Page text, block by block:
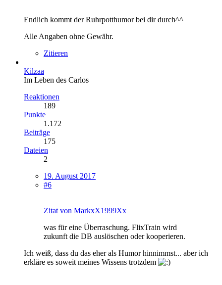
Endlich kommt der Ruhrpotthumor bei dir durch^^
Alle Angaben ohne Gewähr.
Zitieren
Kilzaa
Im Leben des Carlos
Reaktionen
189
Punkte
1.172
Beiträge
175
Dateien
2
19. August 2017
#6
Zitat von MarkxX1999Xx
was für eine Überraschung. FlixTrain wird
zukunft die DB auslöschen oder kooperieren.
Ich weiß, dass du das eher als Humor hinnimmst... aber ich
erkläre es soweit meines Wissens trotzdem